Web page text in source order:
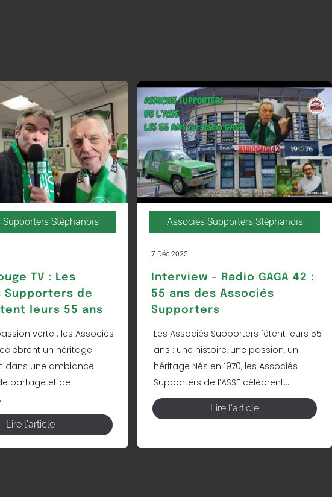
Supporters Stéphanois
TV : Les
Supporters de
leurs 55 ans
verte : les Associés
un héritage
dans une ambiance
partage et de
Lire l'article
Associés Supporters Stéphanois
7 Déc 2025
Interview – Radio GAGA 42 :
55 ans des Associés
Supporters
Les Associés Supporters fêtent leurs 55
ans : une histoire, une passion, un
héritage Nés en 1970, les Associés
Supporters de l’ASSE célèbrent...
Lire l'article